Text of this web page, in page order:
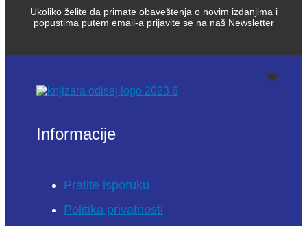
Ukoliko želite da primate obaveštenja o novim izdanjima i
popustima putem email-a prijavite se na naš Newsletter
Informacije
Pratite isporuku
Politika privatnosti